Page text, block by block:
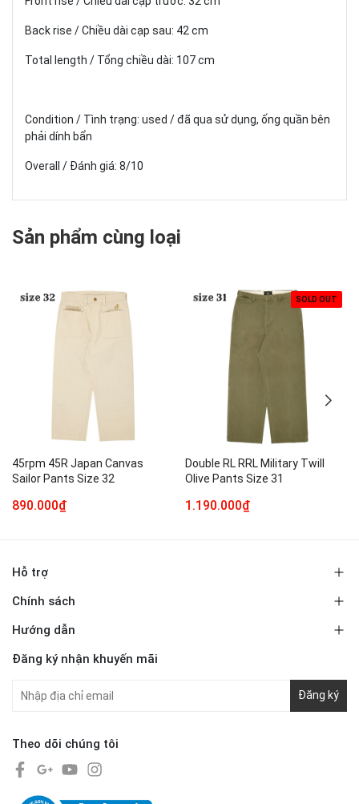
Back rise / Chiều dài cạp sau: 42 cm
Total length / Tổng chiều dài: 107 cm
Condition / Tình trạng: used / đã qua sử dụng, ống quần bên
phải dính bẩn
Overall / Đánh giá: 8/10
Sản phẩm cùng loại
45rpm 45R Japan Canvas
Sailor Pants Size 32
890.000₫
SOLD OUT
Double RL RRL Military Twill
Olive Pants Size 31
1.190.000₫
Hỗ trợ
Chính sách
Hướng dẫn
Đăng ký nhận khuyến mãi
Đăng ký
Theo dõi chúng tôi